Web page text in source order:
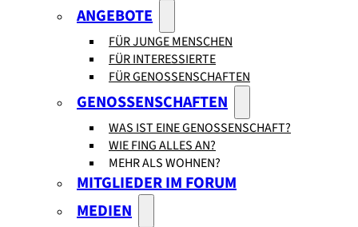
ANGEBOTE
FÜR JUNGE MENSCHEN
FÜR INTERESSIERTE
FÜR GENOSSENSCHAFTEN
GENOSSENSCHAFTEN
WAS IST EINE GENOSSENSCHAFT?
WIE FING ALLES AN?
MEHR ALS WOHNEN?
MITGLIEDER IM FORUM
MEDIEN